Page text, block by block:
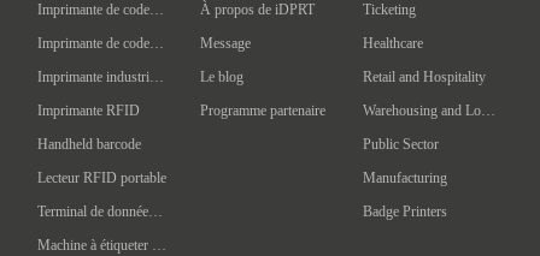
Imprimante de codes à barres de bureau
Imprimante de codes à barres mobile
Imprimante industrielle de codes à barres
Imprimante RFID
Handheld barcode
Lecteur RFID portable
Terminal de données portatif
Machine à étiqueter automatique
À propos de iDPRT
Message
Le blog
Programme partenaire
Ticketing
Healthcare
Retail and Hospitality
Warehousing and Logistics
Public Sector
Manufacturing
Badge Printers